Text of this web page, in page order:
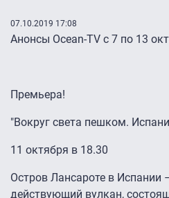
07.10.2019 17:08
Анонсы Ocean-TV с 7 по 13
Премьера!
"Вокруг света пешком.
11 октября в 18.30
Остров Лансароте в Испании
действующий вулкан,